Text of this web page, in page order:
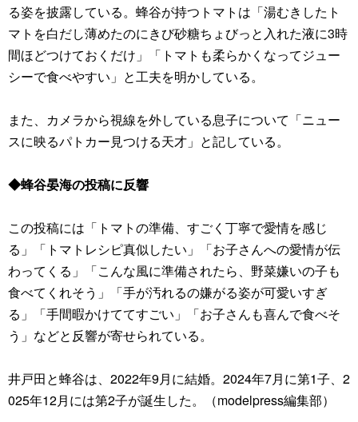
る姿を披露している。蜂谷が持つトマトは「湯むきしたト
マトを白だし薄めたのにきび砂糖ちょびっと入れた液に3時
間ほどつけておくだけ」「トマトも柔らかくなってジュー
シーで食べやすい」と工夫を明かしている。
また、カメラから視線を外している息子について「ニュー
スに映るパトカー見つける天才」と記している。
◆蜂谷晏海の投稿に反響
この投稿には「トマトの準備、すごく丁寧で愛情を感じ
る」「トマトレシピ真似したい」「お子さんへの愛情が伝
わってくる」「こんな風に準備されたら、野菜嫌いの子も
食べてくれそう」「手が汚れるの嫌がる姿が可愛いすぎ
る」「手間暇かけててすごい」「お子さんも喜んで食べそ
う」などと反響が寄せられている。
井戸田と蜂谷は、2022年9月に結婚。2024年7月に第1子、2
025年12月には第2子が誕生した。（modelpress編集部）